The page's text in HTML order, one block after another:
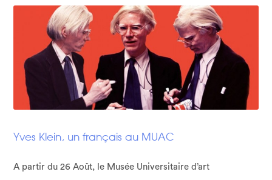
Yves Klein, un français au MUAC
A partir du 26 Août, le Musée Universitaire d’art